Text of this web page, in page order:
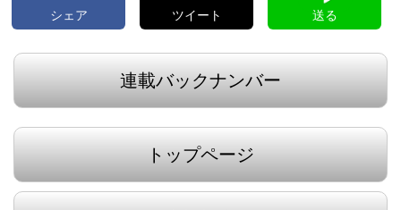
シェア ツイート 送る
連載バックナンバー
トップページ